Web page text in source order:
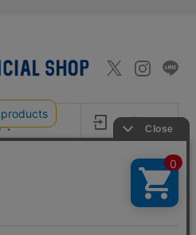
カート ログイン
Monet
(モネ)